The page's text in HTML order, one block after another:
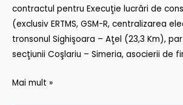
contractul pentru Execuţie lucrări de
(exclusiv ERTMS, GSM-R, centralizarea
tronsonul Sighişoara – Aţel (23,3 Km),
secţiunii Coşlariu – Simeria, asocierii de
Mai mult »